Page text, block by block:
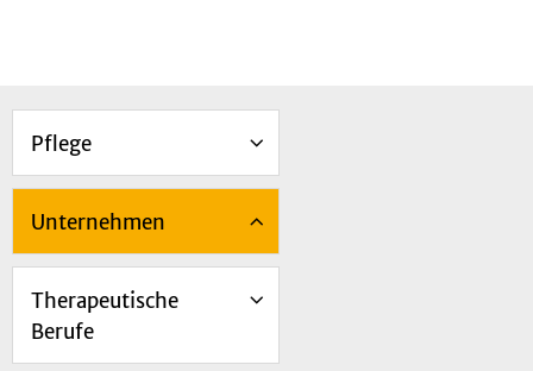
Pflege
Unternehmen
Therapeutische
Berufe